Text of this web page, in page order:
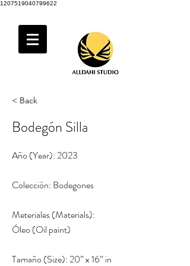
1207519040799622
< Back
Bodegón Silla
Año (Year): 2023
Colección: Bodegones
Meteriales (Materials):
Óleo (Oil paint)
Tamaño (Size): 20” x 16” in